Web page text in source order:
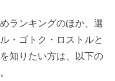
ランキングのほか、選
・ゴトク・ロストルと
知りたい方は、以下の